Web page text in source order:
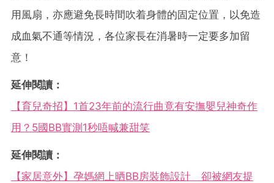
用風扇，亦應避免長時間吹着身體的固定位置，以免造
成血氣不通等情況，各位家長在消暑時一定要多加留
意！
延伸閱讀：
【育兒奇招】1首23年前的流行曲竟有安撫嬰兒神奇作
用？5國BB實測1秒唔喊兼甜笑
延伸閱讀：
【家居意外】孕媽網上晒BB房裝飾設計 卻被網友提